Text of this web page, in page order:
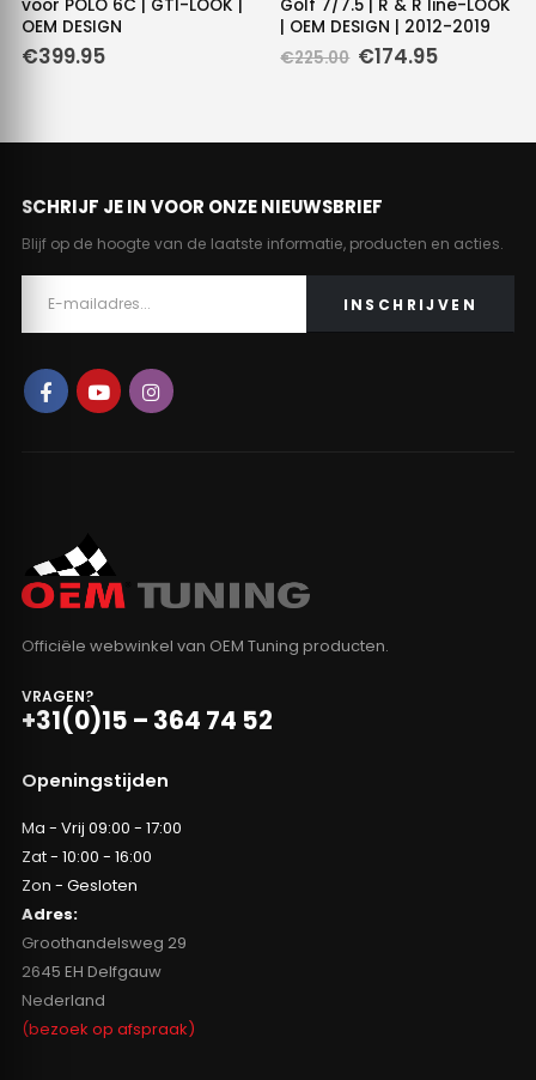
voor POLO 6C | GTI-LOOK |
OEM DESIGN
€399.95
Golf 7/7.5 | R & R line-LOOK
| OEM DESIGN | 2012-2019
€225.00 Oorspronkelijke
€174.95Huidige
SCHRIJF JE IN VOOR ONZE NIEUWSBRIEF
Blijf op de hoogte van de laatste informatie, producten en acties.
Officiële webwinkel van OEM Tuning producten.
VRAGEN?
+31(0)15 – 364 74 52
Openingstijden
Ma - Vrij 09:00 - 17:00
Zat - 10:00 - 16:00
Zon - Gesloten
Adres:
Groothandelsweg 29
2645 EH Delfgauw
Nederland
(bezoek op afspraak)